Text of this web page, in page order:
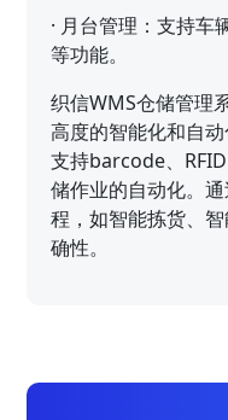
· 月台管理：支持车
等功能。
织信WMS仓储管理
高度的智能化和自
支持barcode、
储作业的自动化。
程，如智能拣货、
确性。